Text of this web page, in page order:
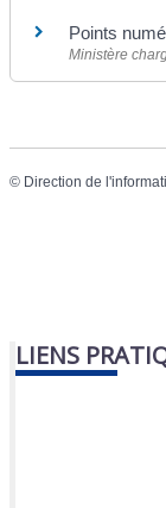
Points
Ministère
© Direction de
LIENS